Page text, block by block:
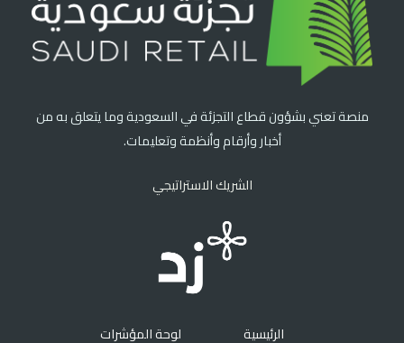
منصة تعني بشؤون قطاع التجزئة في السعودية وما يتعلق به من
أخبار وأرقام وأنظمة وتعليمات.
الشريك الاستراتيجي
الرئيسية لوحة المؤشرات